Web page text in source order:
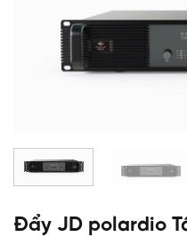
Đẩy JD polardio